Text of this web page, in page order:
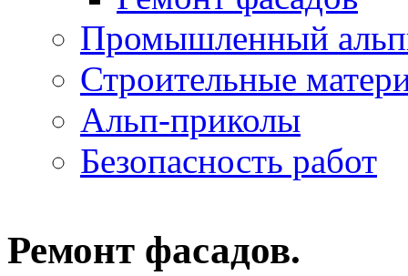
Промышленный
Строительные
Альп-приколы
Безопасность работ
Ремонт фасадов.